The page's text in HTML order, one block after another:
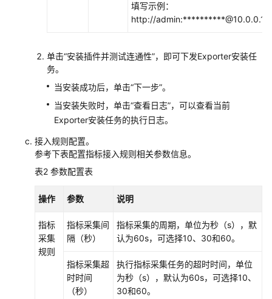
（吉
产
品
介
绍
速
入
门
填写示例：
http://
单击“安装插件并测试连通性”，即可下发Exporter安装任
务。
当安装成功后，单击“下一步”。
当安装失败时，单击“查看日志”，可以查看当前
Exporter安装任务的执行日志。
接入规则配置。
参考下表配置指标接入规则相关参数信息。
表2 参数配置表
操作 参数 说明
指标
采集
规则
指标采集间
隔（秒）
指标采集的周期，单位为秒（s），默
认为60s，可选择10、30和60。
指标采集超
时时间
（秒）
执行指标采集任务的超时时间，单位
为秒（s），默认为60s，可选择10、
30和60。